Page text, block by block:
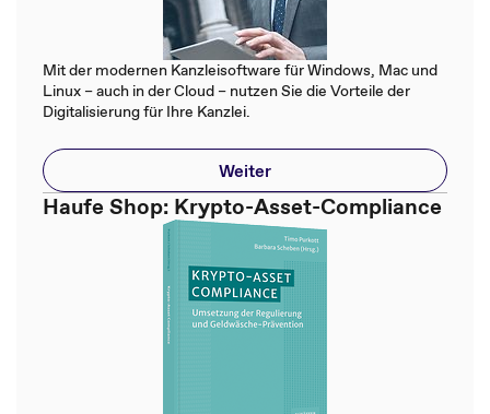
Mit der modernen Kanzleisoftware für Windows, Mac und
Linux – auch in der Cloud – nutzen Sie die Vorteile der
Digitalisierung für Ihre Kanzlei.
Weiter
Haufe Shop: Krypto-Asset-Compliance